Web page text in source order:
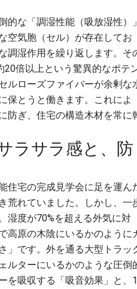
な「調湿性能（吸放湿性）」
空気胞（セル）が存在してお
調湿作用を繰り返します。そ
倍以上という驚異的なポテ
ルローズファイバーが余剰な
保とうと働きます。これによ
防ぎ、住宅の構造木材を常に
ラサラ感と、防
住宅の完成見学会に足を運ん
荒れていました。しかし、一
湿度が70%を超える外気に対
高原の木陰にいるかのように
」です。外を通る大型トラッ
ルターにいるかのような圧倒
を吸収する「吸音効果」と、1